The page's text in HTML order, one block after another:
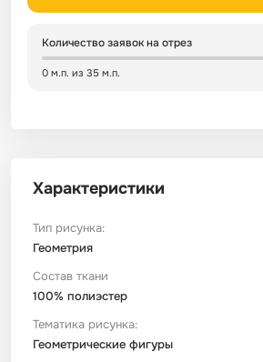
Количество заявок на отрез
0 м.п. из 35 м.п.
Характеристики
Тип рисунка:
Геометрия
Состав ткани
100% полиэстер
Тематика рисунка:
Геометрические фигуры
Сатин
Сатин Страйп
Сатин Твил
Сетка
Ситец
ТиСи Твил
Трикотаж
Тюль
Фланель
Зеленый
Детский
Город / архитектура
Морская тема
Космос
Техника / транспорт